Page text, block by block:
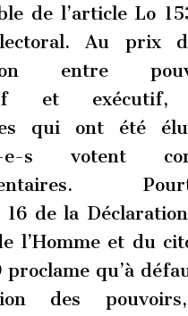
de l’article Lo
Au prix
entre
et exécutif,
qui ont été
e-s votent
16 de la
l’Homme et du
proclame qu’à
des